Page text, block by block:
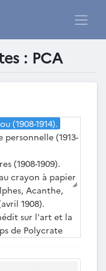
: PCA
(1908-1914).
personnelle (1913-
(1908-1909).
au crayon à papier
Acanthe,
1908).
sur l'art et la
de Polycrate
(1910-